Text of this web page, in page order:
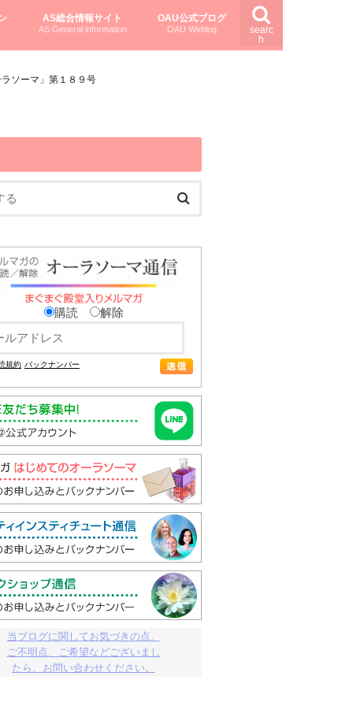
searc
h
AS総合情報サイト
AS General information
OAU公式ブログ
OAU Weblog
ソーマ」第１８９号
購読 解除
規約 バックナンバー
当ブログに関してお気づきの点、
ご不明点、ご希望などございまし
たら、お問い合わせください。